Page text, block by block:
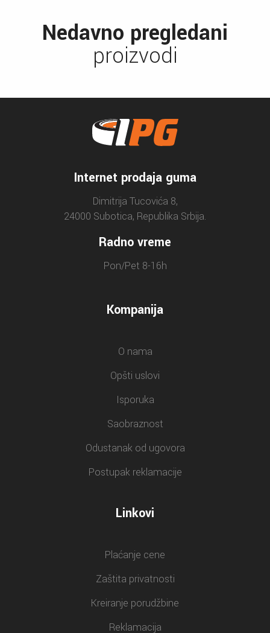
Nedavno pregledani
proizvodi
Internet prodaja guma
Dimitrija Tucovića 8,
24000 Subotica, Republika Srbija.
Radno vreme
Pon/Pet 8-16h
Kompanija
O nama
Opšti uslovi
Isporuka
Saobraznost
Odustanak od ugovora
Postupak reklamacije
Linkovi
Plaćanje cene
Zaštita privatnosti
Kreiranje porudžbine
Reklamacija